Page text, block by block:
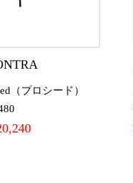
（プロシード）